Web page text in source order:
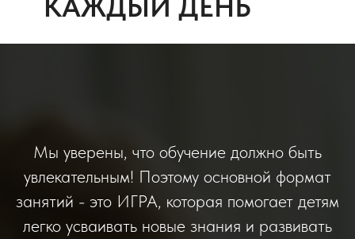
Мы уверены, что обучение должно быть
увлекательным! Поэтому основной формат
занятий - это ИГРА, которая помогает детям
легко усваивать новые знания и развивать